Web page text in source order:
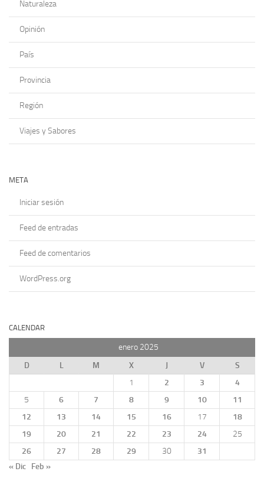
Naturaleza
Opinión
País
Provincia
Región
Viajes y Sabores
META
Iniciar sesión
Feed de entradas
Feed de comentarios
WordPress.org
CALENDAR
enero 2025
D
L M X J V
S
1
2 3
4
5
6 7 8 9 10
11
12
13 14 15 16 17
18
19
20 21 22 23 24
25
26
27 28 29 30
31
« Dic Feb »